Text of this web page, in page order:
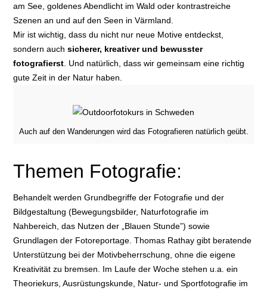
am See, goldenes Abendlicht im Wald oder kontrastreiche
Szenen an und auf den Seen in Värmland.
Mir ist wichtig, dass du nicht nur neue Motive entdeckst,
sondern auch sicherer, kreativer und bewusster
fotografierst. Und natürlich, dass wir gemeinsam eine richtig
gute Zeit in der Natur haben.
Auch auf den Wanderungen wird das Fotografieren natürlich geübt.
Themen Fotografie:
Behandelt werden Grundbegriffe der Fotografie und der
Bildgestaltung (Bewegungsbilder, Naturfotografie im
Nahbereich, das Nutzen der „Blauen Stunde”) sowie
Grundlagen der Fotoreportage. Thomas Rathay gibt beratende
Unterstützung bei der Motivbeherrschung, ohne die eigene
Kreativität zu bremsen. Im Laufe der Woche stehen u.a. ein
Theoriekurs, Ausrüstungskunde, Natur- und Sportfotografie im